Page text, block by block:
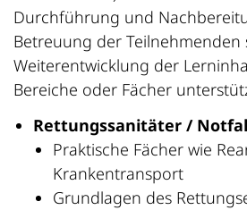
Durchführung und
Betreuung der Teilnehmenden
Weiterentwicklung der
Bereiche oder Fächer
Rettungssanitäter /
Praktische Fächer wie
Krankentransport
Grundlagen des